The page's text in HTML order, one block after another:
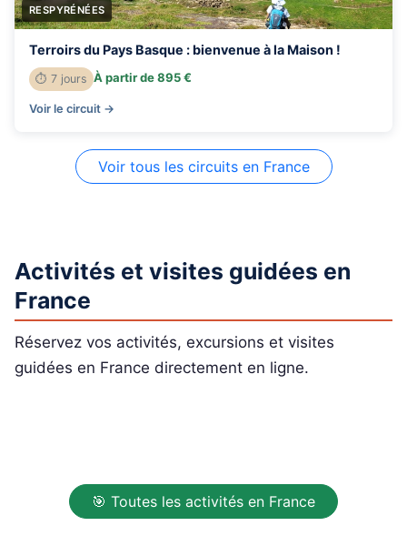
RESPYRÉNÉES
Terroirs du Pays Basque : bienvenue à la Maison !
⏱ 7 jours À partir de 895 €
Voir le circuit →
Voir tous les circuits en France
Activités et visites guidées en
France
Réservez vos activités, excursions et visites
guidées en France directement en ligne.
🎯 Toutes les activités en France